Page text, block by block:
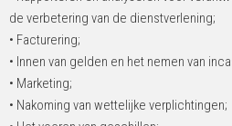
de verbetering van de dienstverlening;
• Facturering;
• Innen van gelden en het nemen van
• Marketing;
• Nakoming van wettelijke verplichtingen;